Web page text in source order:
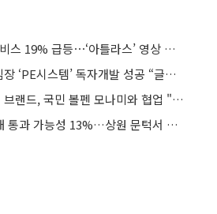
현대차 10%ㆍ현대모비스 19% 급등⋯‘아틀라스’ 영상 공개에 로봇주 강세
현대모비스, 전기차 심장 ‘PE시스템’ 독자개발 성공 “글로벌 경쟁력 강화”
현대모비스 차량 관리 브랜드, 국민 볼펜 모나미와 협업 "차별화된 ‘카 라이프’ 제안"
美 클래리티 법안 연내 통과 가능성 13%…상원 문턱서 제동